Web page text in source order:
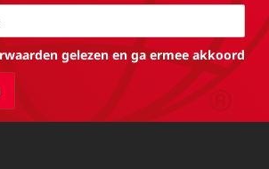
gelezen en ga ermee akkoord